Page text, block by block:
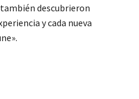
descubrieron
y cada nueva